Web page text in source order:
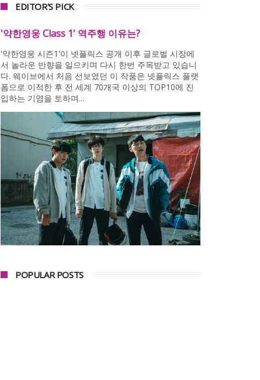
EDITOR'S PICK
'약한영웅 Class 1' 역주행 이유는?
'약한영웅 시즌1'이 넷플릭스 공개 이후 글로벌 시장에
서 놀라운 반향을 일으키며 다시 한번 주목받고 있습니
다. 웨이브에서 처음 선보였던 이 작품은 넷플릭스 플랫
폼으로 이적한 후 전 세계 70개국 이상의 TOP10에 진
입하는 기염을 토하며...
POPULAR POSTS